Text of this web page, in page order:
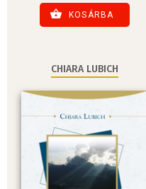
KOSÁRBA
CHIARA LUBICH